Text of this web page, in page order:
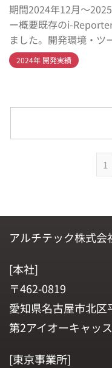
期間2024年12月～
ー概要既存のi-
ました。開発環境・
2024年 開発実績
1
アルチテック株式会
[本社]
〒462-0819
愛知県名古屋市北区
第2アイオーキャッ
[東京事業所]